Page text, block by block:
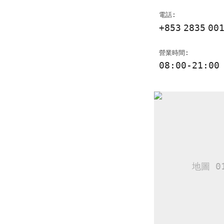
電話:
+853 2835
營業時間:
08:00-21:00